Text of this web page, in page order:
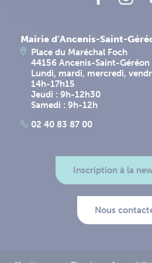
Mairie d'Ancenis-Saint-
Place du Maréchal Foch
44156 Ancenis-Saint-Géréon
Lundi, mardi, mercredi,
14h-17h15
Jeudi : 9h-12h30
Samedi : 9h-12h
02 40 83 87 00
Inscription à la
Nous